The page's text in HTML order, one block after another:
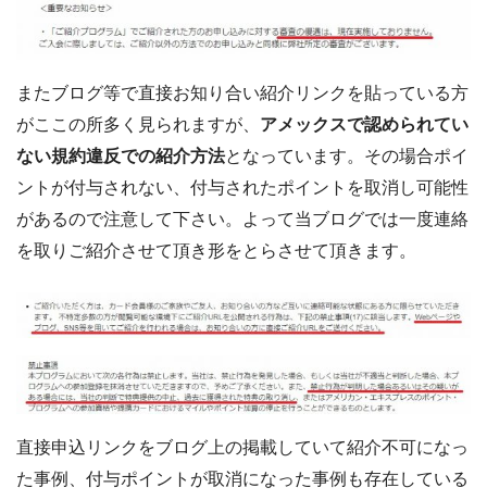
またブログ等で直接お知り合い紹介リンクを貼っている方
がここの所多く見られますが、 アメックスで認められてい
ない規約違反での紹介方法となっています。その場合ポイ
ントが付与されない、付与されたポイントを取消し可能性
があるので注意して下さい。よって当ブログでは一度連絡
を取りご紹介させて頂き形をとらさせて頂きます。
直接申込リンクをブログ上の掲載していて紹介不可になっ
た事例、付与ポイントが取消になった事例も存在している